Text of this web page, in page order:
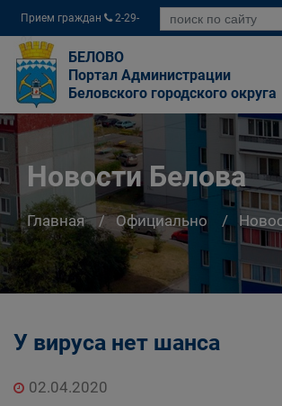
Прием граждан
2-29-
04
БЕЛОВО
Портал Администрации
Беловского городского округа
Новости Белова
Главная Официально
У вируса нет шанса
02.04.2020